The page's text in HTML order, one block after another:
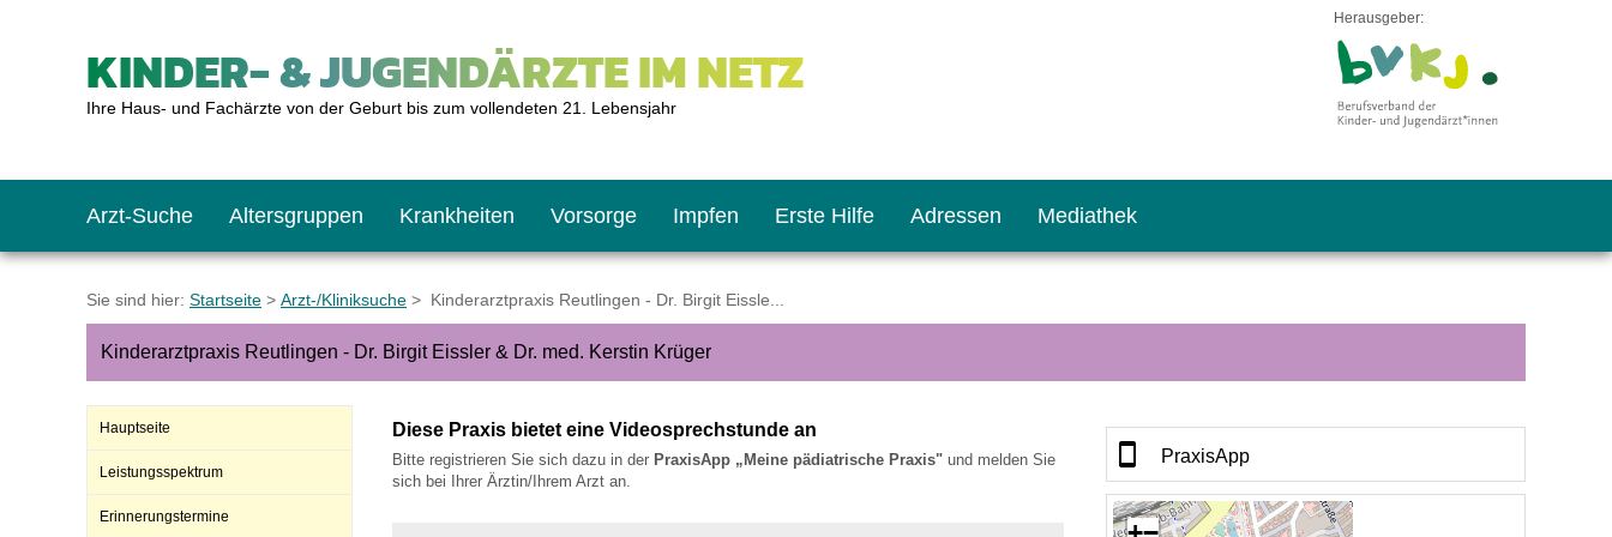
KINDER- & JUGENDÄRZTE IM NETZ
Ihre Haus- und Fachärzte von der Geburt bis zum vollendeten 21. Lebensjahr
Herausgeber:
Arzt-Suche Altersgruppen
Das erste Jahr
Schulkinder
Krankheiten Vorsorge
Baby: U1 bis U6
Schulkind: U10 bis U11
Impfen
Impfkalender
Was muss man beachten?
Erste Hilfe
Notrufnummern
Hausapotheke
Adressen
Notdienste
Gesundheitsämter
Mediathek
BMI-Rechner
Blutdruckrechner
Sie sind hier: Startseite > Arzt-/Kliniksuche > Kinderarztpraxis Reutlingen - Dr. Birgit Eissle...
Kinderarztpraxis Reutlingen - Dr. Birgit Eissler & Dr. med. Kerstin Krüger
Hauptseite
Leistungsspektrum
Erinnerungstermine
Diese Praxis bietet eine Videosprechstunde an
Bitte registrieren Sie sich dazu in der PraxisApp „Meine pädiatrische Praxis" und melden Sie
sich bei Ihrer Ärztin/Ihrem Arzt an.
PraxisApp